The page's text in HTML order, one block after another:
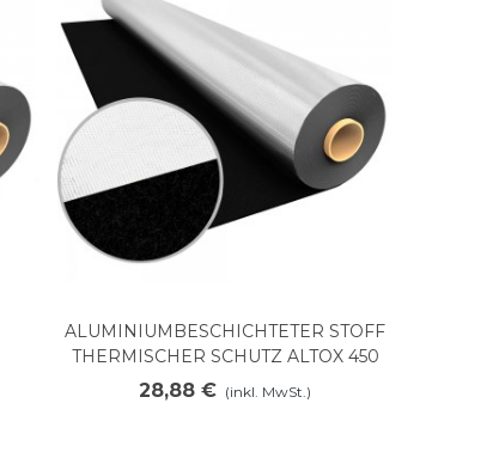
Mehr anzeigen
ALUMINIUMBESCHICHTETER STOFF
THERMISCHER SCHUTZ ALTOX 450
28,88 € (inkl. MwSt.)